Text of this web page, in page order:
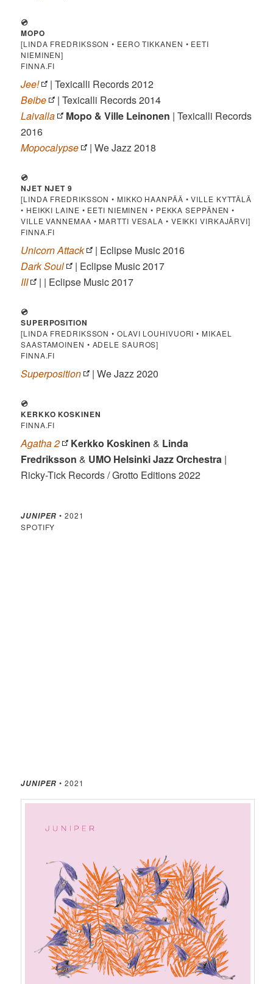
💿
MOPO
[LINDA FREDRIKSSON • EERO TIKKANEN • EETI
NIEMINEN]
FINNA.FI
Jee!
| Texicalli Records 2012
Beibe
| Texicalli Records 2014
Laivalla
Mopo & Ville Leinonen | Texicalli Records
2016
Mopocalypse
| We Jazz 2018
💿
NJET NJET 9
[LINDA FREDRIKSSON • MIKKO HAANPÄÄ • VILLE KYTTÄLÄ
• HEIKKI LAINE • EETI NIEMINEN • PEKKA SEPPÄNEN •
VILLE VANNEMAA • MARTTI VESALA • VEIKKI VIRKAJÄRVI]
FINNA.FI
Unicorn Attack
| Eclipse Music 2016
Dark Soul
| Eclipse Music 2017
III
| | Eclipse Music 2017
💿
SUPERPOSITION
[LINDA FREDRIKSSON • OLAVI LOUHIVUORI • MIKAEL
SAASTAMOINEN • ADELE SAUROS]
FINNA.FI
Superposition | We Jazz 2020
💿
KERKKO KOSKINEN
FINNA.FI
Agatha 2 Kerkko Koskinen & Linda
Fredriksson & UMO Helsinki Jazz Orchestra |
Ricky-Tick Records / Grotto Editions 2022
JUNIPER • 2021
SPOTIFY
JUNIPER • 2021